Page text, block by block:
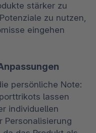
stärker zu
zu nutzen,
eingehen
persönliche Note:
lassen
individuellen
Personalisierung